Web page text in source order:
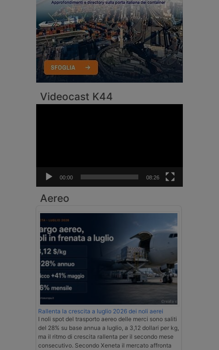
Videocast K44
00:00 08:26
Aereo
Rallenta la crescita a luglio 2026 dei noli aerei
I noli spot del trasporto aereo delle merci sono saliti
del 28% su base annua a luglio, a 3,12 dollari per kg,
ma il ritmo di crescita rallenta per il secondo mese
consecutivo. Secondo Xeneta il mercato affronta